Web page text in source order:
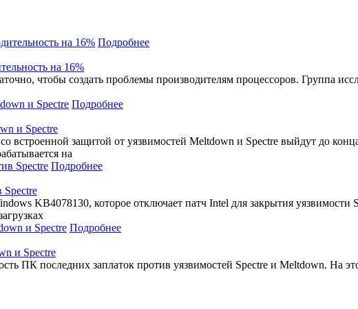
Подробнее
на 16%
чтобы создать проблемы производителям процессоров. Группа
Подробнее
и Spectre
встроенной защитой от уязвимостей Meltdown и Spectre выйдут до
на
Подробнее
KB4078130, которое отключает патч Intel для закрытия уязвимости
Подробнее
и Spectre
ПК последних заплаток против уязвимостей Spectre и Meltdown. На